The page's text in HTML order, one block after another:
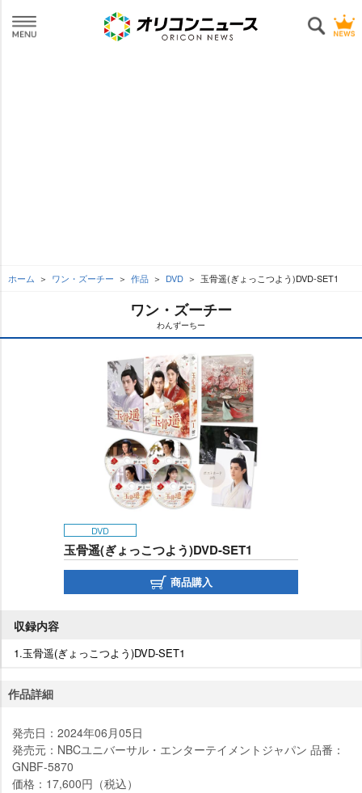
ホーム ワン・ズーチー 作品 DVD 玉骨遥(ぎょっこつよう)DVD-SET1
ワン・ズーチー
わんずーちー
DVD
玉骨遥(ぎょっこつよう)DVD-SET1
商品購入
収録内容
1.玉骨遥(ぎょっこつよう)DVD-SET1
作品詳細
発売日：2024年06月05日
発売元：NBCユニバーサル・エンターテイメントジャパン 品番：
GNBF-5870
価格：17,600円（税込）